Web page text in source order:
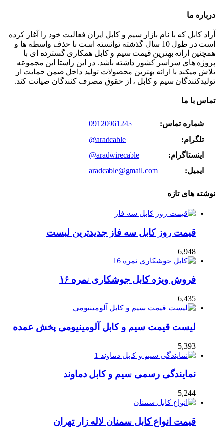
درباره ما
آراد کابل که با نام بازار سیم و کابل ایران فعالیت خود را آغاز کرده
است در طول 10 سال گذشته توانسته است با حذف واسطه ها و
همچنین ارائه بهترین قیمت سیم و کابل همکاری گسترده ای با
پروژه های سراسر کشور داشته باشد. در این راستا این مجموعه
تلاش میکند با ارائه بهترین محصولات تولید داخل ضمن حمایت از
تولیدکنندگان سیم و کابل ، از حقوق مصرف کنندگان صیانت کند.
تماس با ما
شماره تماس:
09120961243
تلگرام:
@aradcable
اینستاگرام:
@aradwirecable
ایمیل:
aradcable@gmail.com
نوشته های تازه
قیمت روز کابل سه فاز جدیدترین لیست
6,948
فروش ویژه کابل جوشکاری نمره ۱۶
6,435
لیست قیمت سیم و کابل آلومینیومی پخش عمده
5,393
نمایندگی رسمی سیم و کابل دماوند
5,244
قیمت انواع کابل سمنان لاله زار تهران